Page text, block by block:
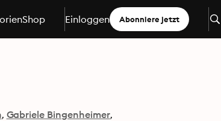
Shop Einloggen Abonniere jetzt
Gabriele Bingenheimer